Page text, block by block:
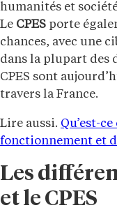
humanités et
Le CPES porte
chances, avec une
dans la plupart des
CPES sont
travers la France.
Lire aussi. Qu’est-
fonctionnement et
Les
et le CPES